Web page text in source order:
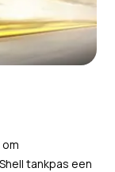
tankpas een